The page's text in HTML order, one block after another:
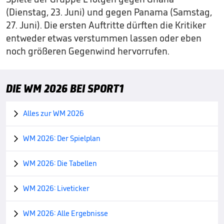
(Dienstag, 23. Juni) und gegen Panama (Samstag,
27. Juni). Die ersten Auftritte dürften die Kritiker
entweder etwas verstummen lassen oder eben
noch größeren Gegenwind hervorrufen.
DIE WM 2026 BEI SPORT1
 Alles zur WM 2026
 WM 2026: Der Spielplan
 WM 2026: Die Tabellen
 WM 2026: Liveticker
 WM 2026: Alle Ergebnisse